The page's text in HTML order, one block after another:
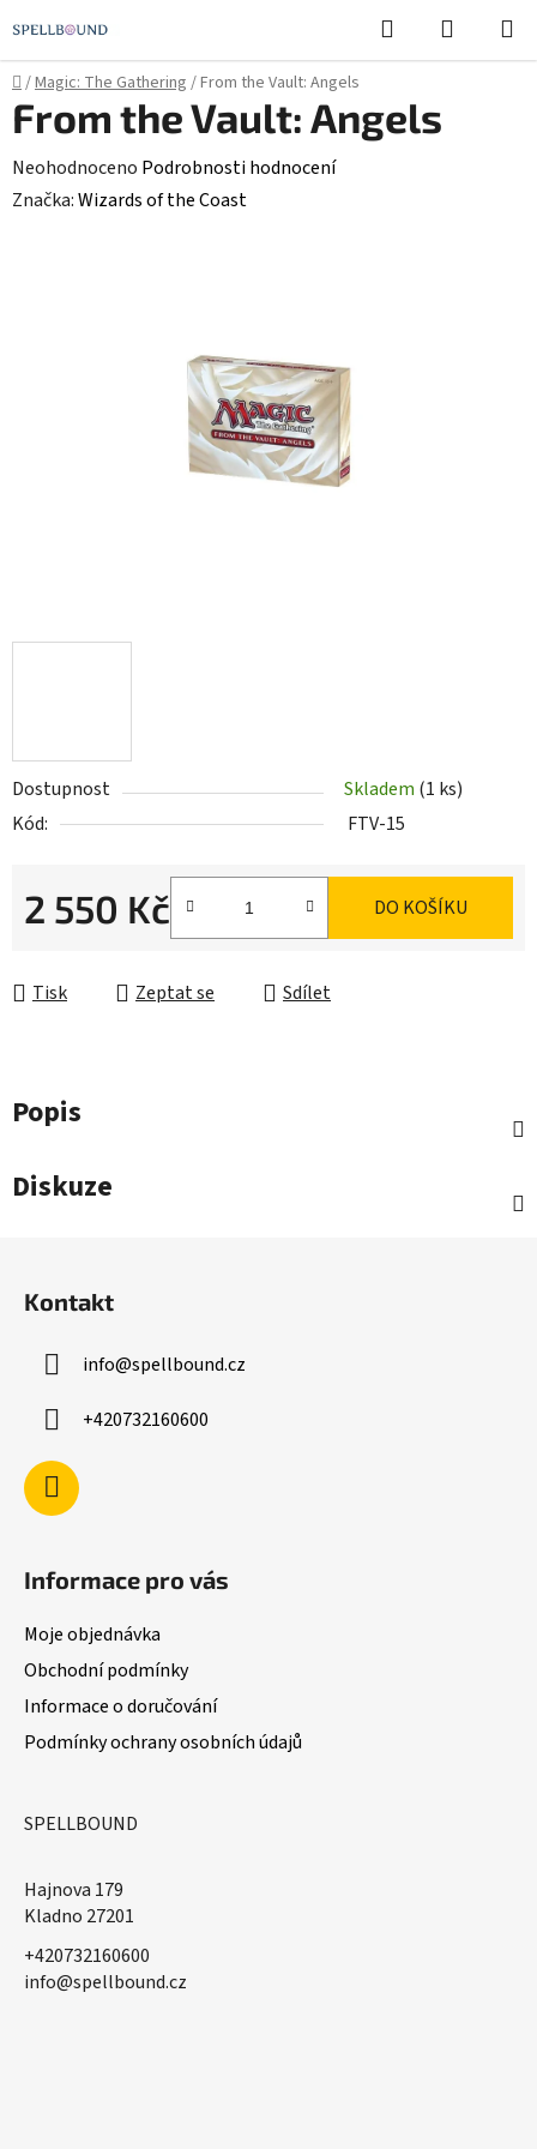
na
obsah
Hledat
KOŠÍK
Domů
/Magic: The Gathering /From the Vault: Angels
Dostupnost Skladem (1 ks)
Kód:
FTV-15
2 550 Kč DO KOŠÍKU
Tisk Zeptat se Sdílet
From the Vault: Angels
Průměrné
hodnocení
Neohodnoceno Podrobnosti hodnocení
Značka:Wizards of the Coast
Popis
Diskuze
Kontakt
info@spellbound.cz
+420732160600
Informace pro vás
Moje objednávka
Obchodní podmínky
Informace o doručování
Podmínky ochrany osobních údajů
SPELLBOUND
Hajnova 179
Kladno 27201
+420732160600
​info@spellbound.cz